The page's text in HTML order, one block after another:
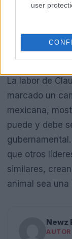
user
La labor de
marcado un
mexicana,
puede y debe
que otros
similares,
animal sea una
Newz
AUTOR